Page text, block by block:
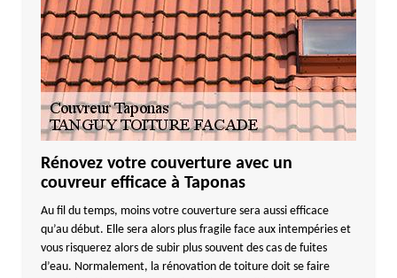
Rénovez votre couverture avec un
couvreur efficace à Taponas
Au fil du temps, moins votre couverture sera aussi efficace
qu’au début. Elle sera alors plus fragile face aux intempéries et
vous risquerez alors de subir plus souvent des cas de fuites
d’eau. Normalement, la rénovation de toiture doit se faire